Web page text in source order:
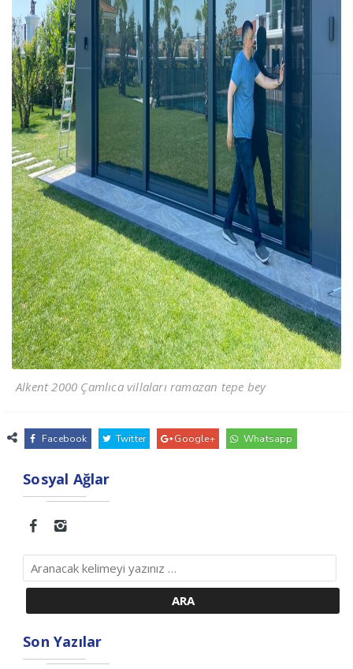
Alkent 2000 Çamlıca villaları ramazan tepe bey
Facebook Twitter Google+ Whatsapp
Sosyal Ağlar
Son Yazılar